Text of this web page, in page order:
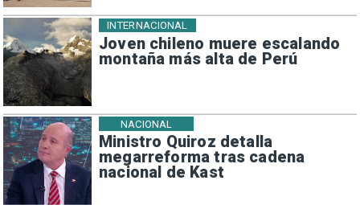
Joven chileno muere escalando
montaña más alta de Perú
INTERNACIONAL
Ministro Quiroz detalla
megarreforma tras cadena
nacional de Kast
NACIONAL